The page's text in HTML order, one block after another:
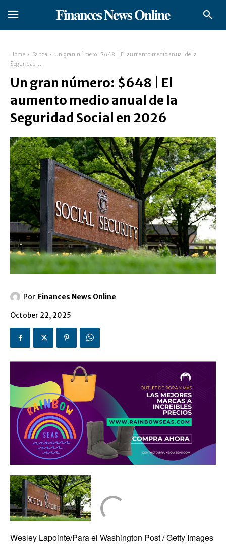
𝐅𝐢𝐧𝐚𝐧𝐜𝐞𝐬 𝐍𝐞𝐰𝐬 𝐎𝐧𝐥𝐢𝐧𝐞
Home Banca
Un gran número: $648 | El aumento medio anual de la
Seguridad...
Un gran número: $648 | El
aumento medio anual de la
Seguridad Social en 2026
Por Finances News Online
October 22, 2025
Wesley Lapointe/Para el Washington Post / Getty Images